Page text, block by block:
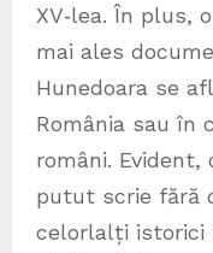
XV‑lea. În plus,
mai ales
Hunedoara se
România sau în
români. Evident,
putut scrie fără
celorlalți istorici